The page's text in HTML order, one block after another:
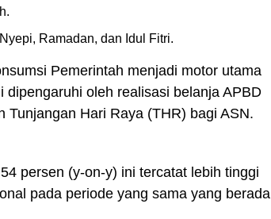
Ramadan, dan Idul Fitri.
Pemerintah menjadi motor utama
oleh realisasi belanja APBD
Tunjangan Hari Raya (THR) bagi ASN.
persen (y-on-y) ini tercatat lebih tinggi
pada periode yang sama yang berada